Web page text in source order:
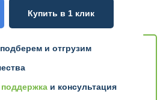
подберем и отгрузим
поддержка и консультация
Купить в 1 клик